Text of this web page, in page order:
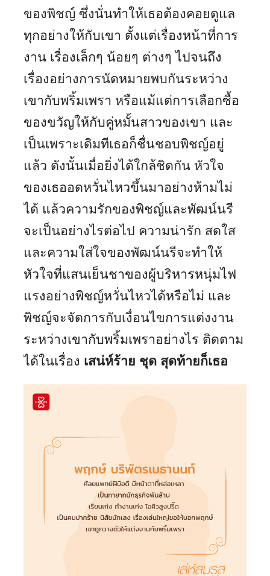
ของพิชญ์ ซึ่งนั่นทำให้เธอต้องคอยดูแล
ทุกอย่างให้กับเขา ตั้งแต่เรื่องหน้าที่การ
งาน เรื่องเล็กๆ น้อยๆ ต่างๆ ไปจนถึง
เรื่องอย่างการนัดหมายพบกันระหว่าง
เขากับพริ้มเพรา หรือแม้แต่การเลือกซื้อ
ของขวัญให้กับคู่หมั้นสาวของเขา และ
เป็นเพราะเดิมทีเธอก็ชื่นชอบพิชญ์อยู่
แล้ว ดังนั้นเมื่อยิ่งได้ใกล้ชิดกัน หัวใจ
ของเธออดหวั่นไหวขึ้นมาอย่างห้ามไม่
ได้ แล้วความรักของพิชญ์และพัฒน์นรี
จะเป็นอย่างไรต่อไป ความน่ารัก สดใส
และความใส่ใจของพัฒน์นรีจะทำให้
หัวใจที่แสนเย็นชาของผู้บริหารหนุ่มไฟ
แรงอย่างพิชญ์หวั่นไหวได้หรือไม่ และ
พิชญ์จะจัดการกับเงื่อนไขการแต่งงาน
ระหว่างเขากับพริ้มเพราอย่างไร ติดตาม
ได้ในเรื่อง เสน่ห์ร้าย ชุด สุดท้ายก็เธอ